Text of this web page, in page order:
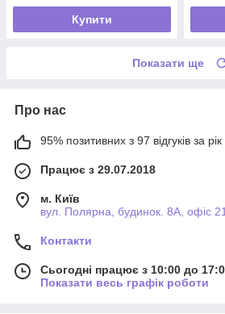
Купити
Показати ще
Про нас
95% позитивних з 97 відгуків за рік
Працює з 29.07.2018
м. Київ
вул. Полярна, будинок. 8А, офіс
Контакти
Сьогодні працює з 10:00 до
Показати весь графік роботи